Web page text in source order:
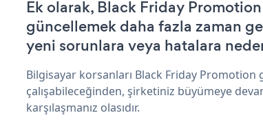
Ek olarak, Black Friday
güncellemek daha fazla zaman
yeni sorunlara veya hatalara
Bilgisayar korsanları Black Friday Promotion
çalışabileceğinden, şirketiniz büyümeye
karşılaşmanız olasıdır.